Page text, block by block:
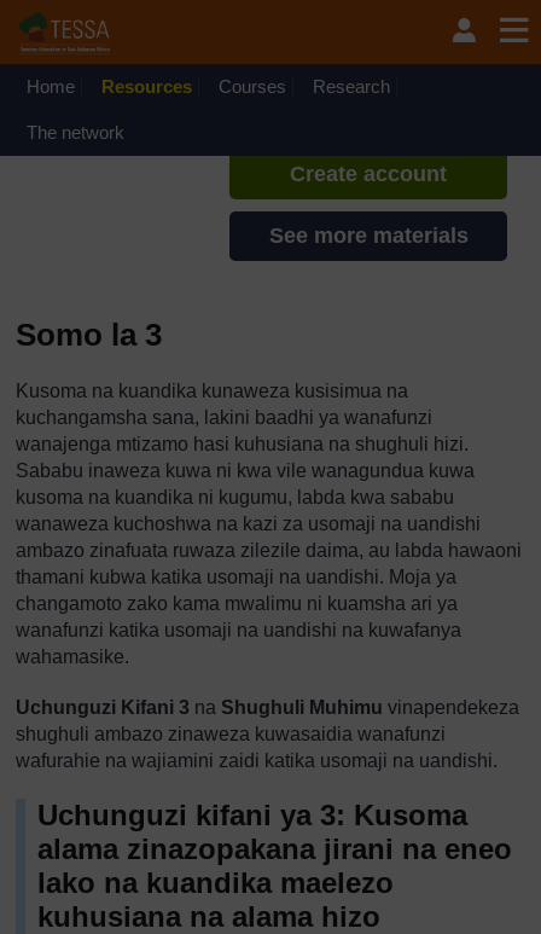
Home Resources Courses Research
The network
TESSA - Swahili - All Africa
If you create an account, you can
set up a personal learning profile
Create account
See more materials
Somo la 3
Kusoma na kuandika kunaweza kusisimua na
kuchangamsha sana, lakini baadhi ya wanafunzi
wanajenga mtizamo hasi kuhusiana na shughuli hizi.
Sababu inaweza kuwa ni kwa vile wanagundua kuwa
kusoma na kuandika ni kugumu, labda kwa sababu
wanaweza kuchoshwa na kazi za usomaji na uandishi
ambazo zinafuata ruwaza zilezile daima, au labda hawaoni
thamani kubwa katika usomaji na uandishi. Moja ya
changamoto zako kama mwalimu ni kuamsha ari ya
wanafunzi katika usomaji na uandishi na kuwafanya
wahamasike.
Uchunguzi Kifani 3 na Shughuli Muhimu vinapendekeza
shughuli ambazo zinaweza kuwasaidia wanafunzi
wafurahie na wajiamini zaidi katika usomaji na uandishi.
Uchunguzi kifani ya 3: Kusoma
alama zinazopakana jirani na eneo
lako na kuandika maelezo
kuhusiana na alama hizo